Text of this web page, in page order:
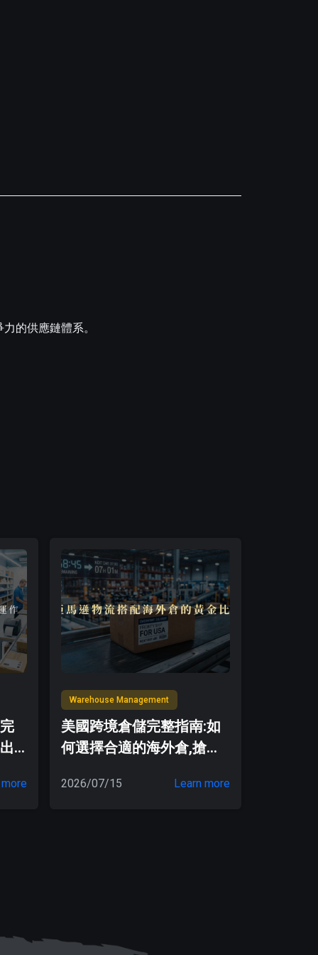
的供應鏈體系。
Warehouse Management
美國跨境倉儲完整指南:如
何選擇合適的海外倉,搶攻
2026/07/15 Learn more